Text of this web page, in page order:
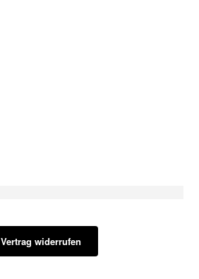
Vertrag widerrufen